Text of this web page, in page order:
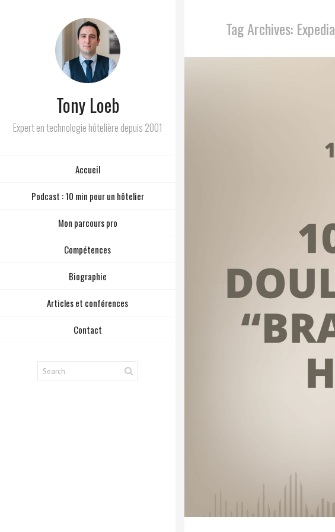
Tony Loeb
Expert en technologie hôtelière depuis 2001
Accueil
Podcast : 10 min pour un hôtelier
Mon parcours pro
Compétences
Biographie
Articles et conférences
Contact
Tag Archives: Expedia